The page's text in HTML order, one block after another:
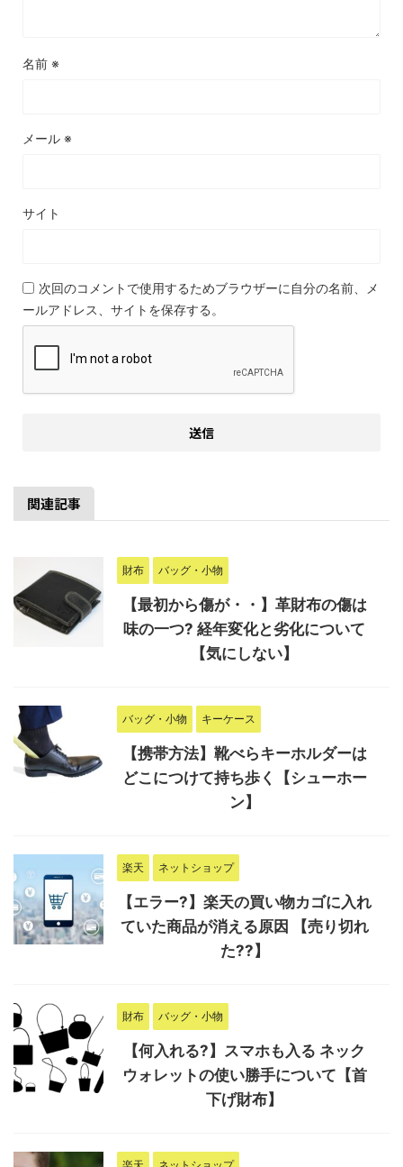
名前 ※
メール ※
サイト
次回のコメントで使用するためブラウザーに自分の名前、メ
ールアドレス、サイトを保存する。
関連記事
財布 バッグ・小物
【最初から傷が・・】革財布の傷は
味の一つ? 経年変化と劣化について
【気にしない】
バッグ・小物 キーケース
【携帯方法】靴べらキーホルダーは
どこにつけて持ち歩く【シューホー
ン】
楽天 ネットショップ
【エラー?】楽天の買い物カゴに入れ
ていた商品が消える原因 【売り切れ
た??】
財布 バッグ・小物
【何入れる?】スマホも入る ネック
ウォレットの使い勝手について【首
下げ財布】